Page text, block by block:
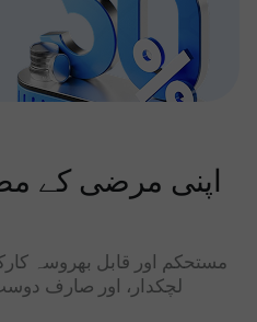
اپنی مرضی کے
مستحکم اور قابل بھروسہ
لچکدار، اور صارف